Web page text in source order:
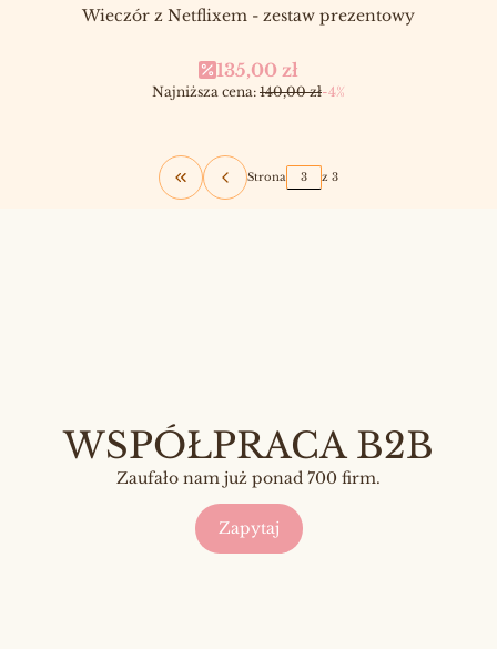
Wieczór z Netflixem - zestaw prezentowy
Cena promocyjna
135,00 zł
Najniższa cena: 140,00 zł-4%
Wróć do pierwszej strony z produktami
Strona z 3
WSPÓŁPRACA B2B
Zaufało nam już ponad 700 firm.
Zapytaj